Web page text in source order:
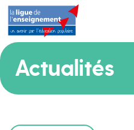
Actualités